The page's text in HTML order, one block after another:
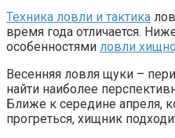
Техника ловли и тактика
время года отличается.
особенностями ловли
Весенняя ловля щуки –
найти наиболее
Ближе к середине апреля,
прогреться, хищник